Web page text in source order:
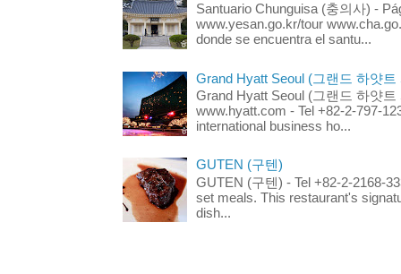
Santuario Chunguisa (충의사) -
www.yesan.go.kr/tour
donde se encuentra el santu...
Grand Hyatt Seoul (그랜드 하얏트
Grand Hyatt Seoul (그랜드 하얏트
www.hyatt.com - Tel +82-2-797-
international business ho...
GUTEN (구텐)
GUTEN (구텐) - Tel +82-2-2168-
set meals. This restaurant's
dish...